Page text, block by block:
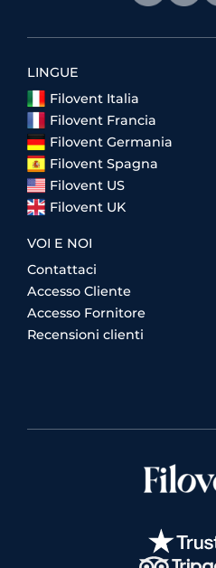
LINGUE
Filovent Italia
Filovent Francia
Filovent Germania
Filovent Spagna
Filovent US
Filovent UK
VOI E NOI
Contattaci
Accesso Cliente
Accesso Fornitore
Recensioni clienti